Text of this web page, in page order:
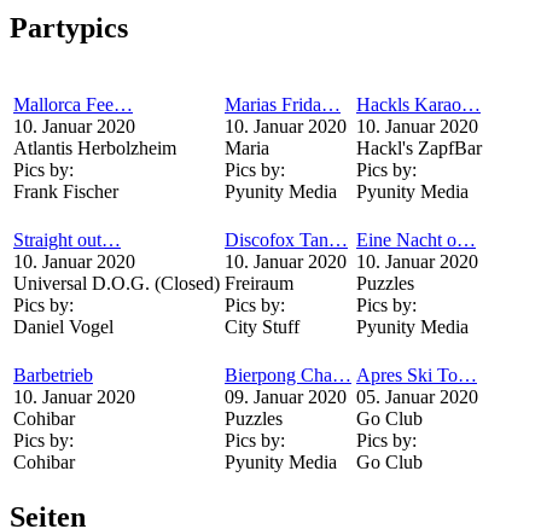
Partypics
Mallorca Fee…
10. Januar 2020
Atlantis Herbolzheim
Pics by:
Frank Fischer
Marias Frida…
10. Januar 2020
Maria
Pics by:
Pyunity Media
Hackls Karao…
10. Januar 2020
Hackl's ZapfBar
Pics by:
Pyunity Media
Straight out…
10. Januar 2020
Universal D.O.G. (Closed)
Pics by:
Daniel Vogel
Discofox Tan…
10. Januar 2020
Freiraum
Pics by:
City Stuff
Eine Nacht o…
10. Januar 2020
Puzzles
Pics by:
Pyunity Media
Barbetrieb
10. Januar 2020
Cohibar
Pics by:
Cohibar
Bierpong Cha…
09. Januar 2020
Puzzles
Pics by:
Pyunity Media
Apres Ski To…
05. Januar 2020
Go Club
Pics by:
Go Club
Seiten